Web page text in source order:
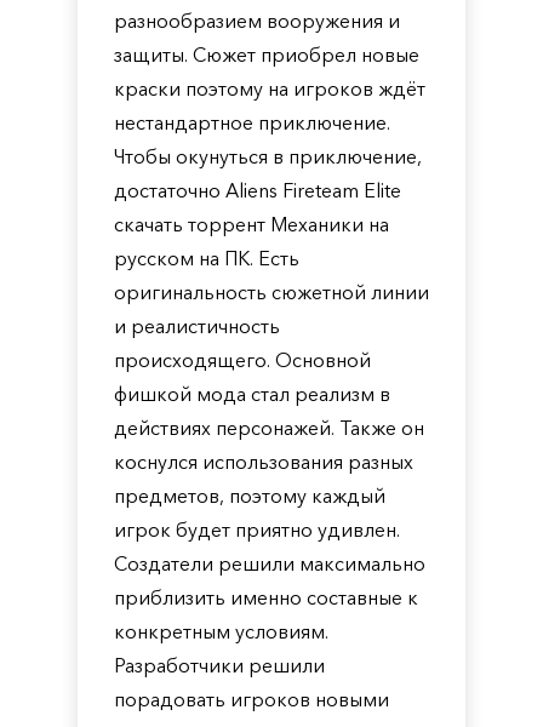
разнообразием вооружения и
защиты. Сюжет приобрел новые
краски поэтому на игроков ждёт
нестандартное приключение.
Чтобы окунуться в приключение,
достаточно Aliens Fireteam Elite
скачать торрент Механики на
русском на ПК. Есть
оригинальность сюжетной линии
и реалистичность
происходящего. Основной
фишкой мода стал реализм в
действиях персонажей. Также он
коснулся использования разных
предметов, поэтому каждый
игрок будет приятно удивлен.
Создатели решили максимально
приблизить именно составные к
конкретным условиям.
Разработчики решили
порадовать игроков новыми